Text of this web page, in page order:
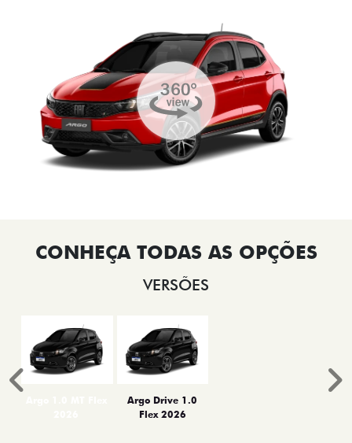
VERSÕES
Argo Drive 1.0
Flex 2026
Anterior